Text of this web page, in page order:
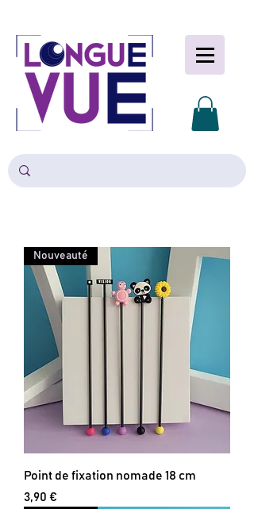
Nouveauté
Point de fixation nomade 18 cm
Prix
3,90 €